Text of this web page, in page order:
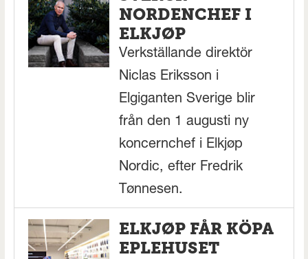
NORDENCHEF I
ELKJØP
Verkställande direktör
Niclas Eriksson i
Elgiganten Sverige blir
från den 1 augusti ny
koncernchef i Elkjøp
Nordic, efter Fredrik
Tønnesen.
ELKJØP FÅR KÖPA
EPLEHUSET